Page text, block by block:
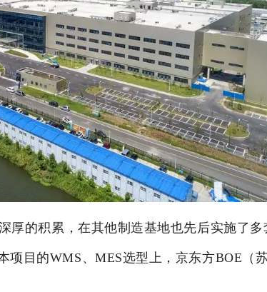
厚的积累，在其他制造基地也先后实施了多
项目的WMS、MES选型上， 京东方BOE（